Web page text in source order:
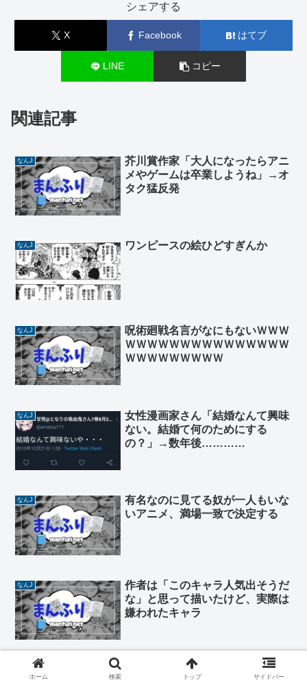
シェアする
X Facebook はてブ
LINE コピー
関連記事
なんJ
芥川賞作家「大人になったらアニ
メやゲームは卒業しようね」→オ
タク猛反発
なんJ ワンピースの絵ひどすぎんか
なんJ
呪術廻戦名言がなにもないＷＷＷ
ＷＷＷＷＷＷＷＷＷＷＷＷＷＷＷ
ＷＷＷＷＷＷＷＷＷ
なんJ
女性漫画家さん「結婚なんて興味
ない。結婚て何のためにする
の？」→数年後…………
なんJ
有名なのに見てる奴が一人もいな
いアニメ、満場一致で決定する
なんJ
作者は「このキャラ人気出そうだ
な」と思って描いたけど、実際は
嫌われたキャラ
ワイ、イラストレータ志望ニート
ホーム 検索 トップ サイドバー